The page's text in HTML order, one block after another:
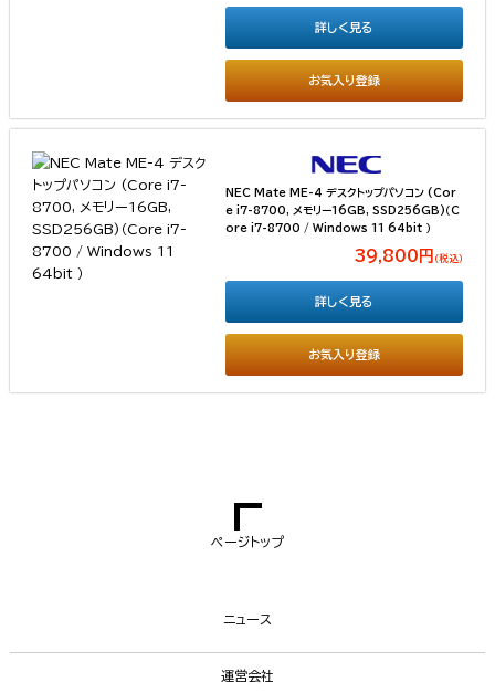
お気入り登録
詳しく見る
NEC Mate ME-4 デスクトップパソコン (Cor
e i7-8700, メモリー16GB, SSD256GB)（C
ore i7-8700 / Windows 11 64bit ）
39,800円 （税込）
お気入り登録
詳しく見る
ページトップ
ニュース
運営会社